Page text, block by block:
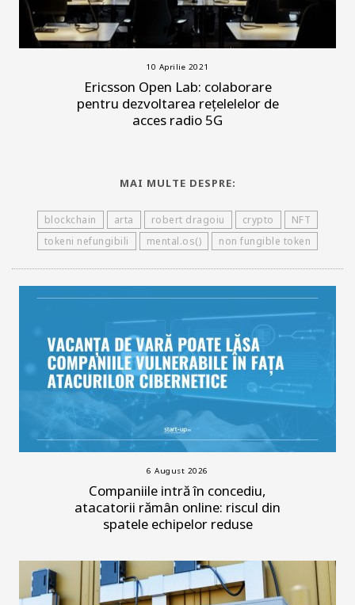
10 Aprilie 2021
Ericsson Open Lab: colaborare
pentru dezvoltarea rețelelelor de
acces radio 5G
MAI MULTE DESPRE:
blockchain arta robert dragoiu crypto
NFT
tokeni nefungibili
mental.os() non fungible token
6 August 2026
Companiile intră în concediu,
atacatorii rămân online: riscul din
spatele echipelor reduse